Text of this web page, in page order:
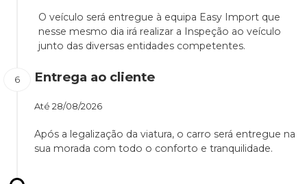
O veículo será entregue à equipa Easy Import que
nesse mesmo dia irá realizar a Inspeção ao veículo
junto das diversas entidades competentes.
Entrega ao cliente
Até 28/08/2026
Após a legalização da viatura, o carro será entregue na
sua morada com todo o conforto e tranquilidade.